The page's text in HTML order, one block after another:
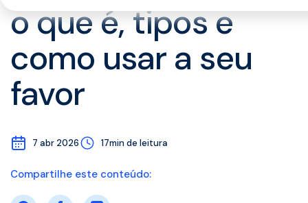
o que é, tipos e
como usar a seu
favor
7 abr 2026 17min de leitura
Compartilhe este conteúdo: